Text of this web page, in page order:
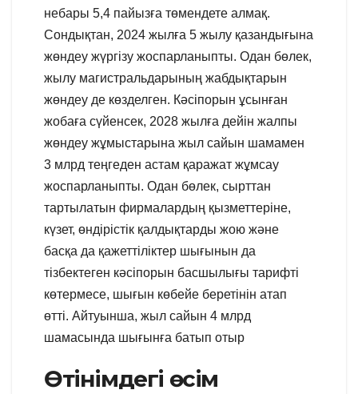
небары 5,4 пайызға төмендете алмақ.
Сондықтан, 2024 жылға 5 жылу қазандығына
жөндеу жүргізу жоспарланыпты. Одан бөлек,
жылу магистральдарының жабдықтарын
жөндеу де көзделген. Кәсіпорын ұсынған
жобаға сүйенсек, 2028 жылға дейін жалпы
жөндеу жұмыстарына жыл сайын шамамен
3 млрд теңгеден астам қаражат жұмсау
жоспарланыпты. Одан бөлек, сырттан
тартылатын фирмалардың қызметтеріне,
күзет, өндірістік қалдықтарды жою және
басқа да қажеттіліктер шығынын да
тізбектеген кәсіпорын басшылығы тарифті
көтермесе, шығын көбейе беретінін атап
өтті. Айтуынша, жыл сайын 4 млрд
шамасында шығынға батып отыр
Өтінімдегі өсім